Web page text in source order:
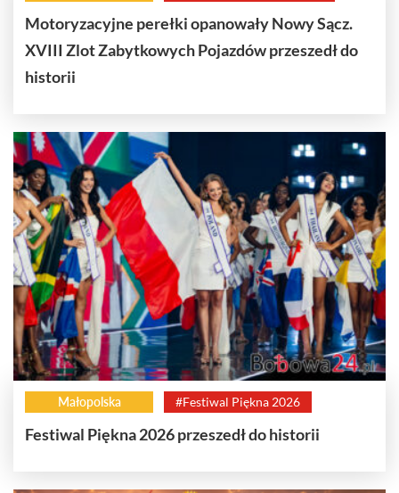
Motoryzacyjne perełki opanowały Nowy Sącz.
XVIII Zlot Zabytkowych Pojazdów przeszedł do
historii
Małopolska #Festiwal Piękna 2026
Festiwal Piękna 2026 przeszedł do historii